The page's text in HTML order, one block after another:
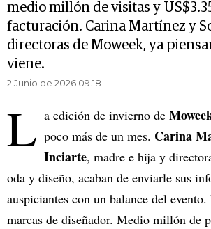
medio millón de visitas y
facturación. Carina Martínez y
directoras de Moweek, ya
viene.
2 Junio de 2026 09.18
L a edición de invierno de
poco más de un mes. Carina
Inciarte, madre e hija y
oda y diseño, acaban de enviarle sus
auspiciantes con un balance del
marcas de diseñador. Medio millón de